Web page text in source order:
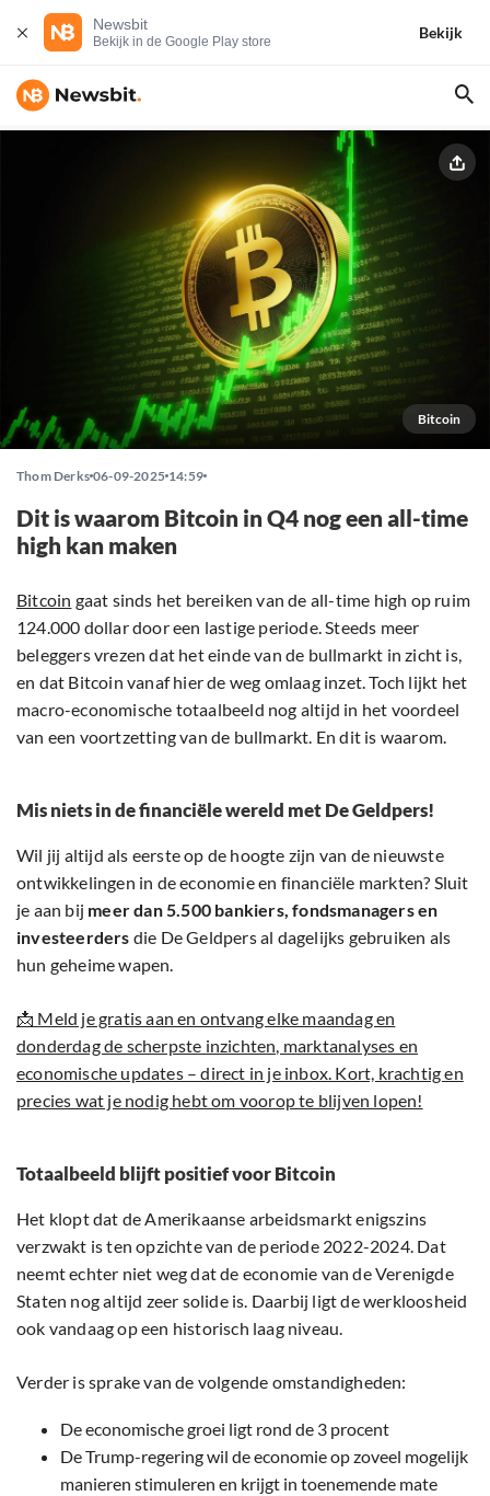
Newsbit
Bekijk in de Google Play store
Bekijk
Bitcoin
Thom Derks 06-09-2025 14:59
Dit is waarom Bitcoin in Q4 nog een all-time
high kan maken
Bitcoin gaat sinds het bereiken van de all-time high op ruim
124.000 dollar door een lastige periode. Steeds meer
beleggers vrezen dat het einde van de bullmarkt in zicht is,
en dat Bitcoin vanaf hier de weg omlaag inzet. Toch lijkt het
macro-economische totaalbeeld nog altijd in het voordeel
van een voortzetting van de bullmarkt. En dit is waarom.
Mis niets in de financiële wereld met De Geldpers!
Wil jij altijd als eerste op de hoogte zijn van de nieuwste
ontwikkelingen in de economie en financiële markten? Sluit
je aan bij meer dan 5.500 bankiers, fondsmanagers en
investeerders die De Geldpers al dagelijks gebruiken als
hun geheime wapen.
📩 Meld je gratis aan en ontvang elke maandag en
donderdag de scherpste inzichten, marktanalyses en
economische updates – direct in je inbox. Kort, krachtig en
precies wat je nodig hebt om voorop te blijven lopen!
Totaalbeeld blijft positief voor Bitcoin
Het klopt dat de Amerikaanse arbeidsmarkt enigszins
verzwakt is ten opzichte van de periode 2022-2024. Dat
neemt echter niet weg dat de economie van de Verenigde
Staten nog altijd zeer solide is. Daarbij ligt de werkloosheid
ook vandaag op een historisch laag niveau.
Verder is sprake van de volgende omstandigheden:
De economische groei ligt rond de 3 procent
De Trump-regering wil de economie op zoveel mogelijk
manieren stimuleren en krijgt in toenemende mate